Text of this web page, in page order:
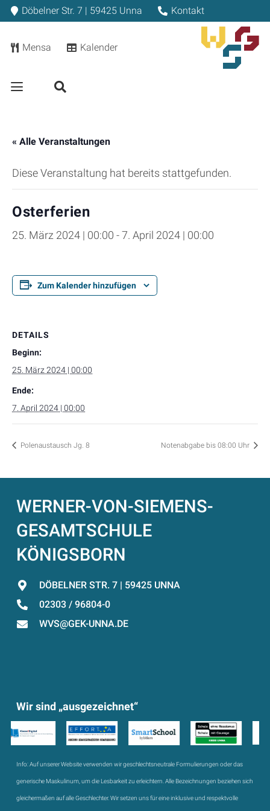
Döbelner Str. 7 | 59425 Unna Kontakt
Mensa Kalender
« Alle Veranstaltungen
Diese Veranstaltung hat bereits stattgefunden.
Osterferien
25. März 2024 | 00:00 -7. April 2024 | 00:00
Zum Kalender hinzufügen
DETAILS
Beginn:
25. März 2024 | 00:00
Ende:
7. April 2024 | 00:00
Polenaustausch Jg. 8 Notenabgabe bis 08:00 Uhr
WERNER-VON-SIEMENS-
GESAMTSCHULE
KÖNIGSBORN
DÖBELNER STR. 7 | 59425 UNNA
02303 / 96804-0
WVS@GEK-UNNA.DE
Wir sind „ausgezeichnet“
Info:Auf unserer Website verwenden wir geschlechtsneutrale Formulierungen oder das
generische Maskulinum, um die Lesbarkeit zu erleichtern. Alle Bezeichnungen beziehen sich
gleichermaßen auf alle Geschlechter. Wir setzen uns für eine inklusive und respektvolle